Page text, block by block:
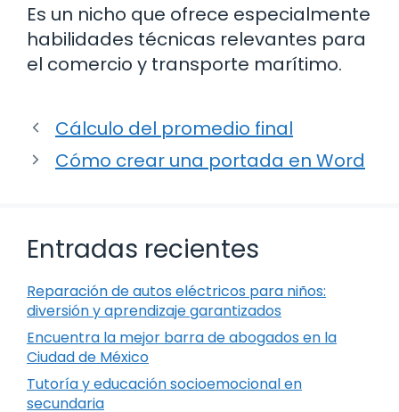
Es un nicho que ofrece especialmente
habilidades técnicas relevantes para
el comercio y transporte marítimo.
Cálculo del promedio final
Cómo crear una portada en Word
Entradas recientes
Reparación de autos eléctricos para niños:
diversión y aprendizaje garantizados
Encuentra la mejor barra de abogados en la
Ciudad de México
Tutoría y educación socioemocional en
secundaria